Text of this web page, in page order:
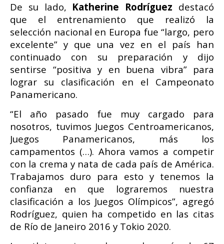
De su lado, Katherine Rodríguez destacó
que el entrenamiento que realizó la
selección nacional en Europa fue “largo, pero
excelente” y que una vez en el país han
continuado con su preparación y dijo
sentirse “positiva y en buena vibra” para
lograr su clasificación en el Campeonato
Panamericano.
“El año pasado fue muy cargado para
nosotros, tuvimos Juegos Centroamericanos,
Juegos Panamericanos, más los
campamentos (…). Ahora vamos a competir
con la crema y nata de cada país de América.
Trabajamos duro para esto y tenemos la
confianza en que lograremos nuestra
clasificación a los Juegos Olímpicos”, agregó
Rodríguez, quien ha competido en las citas
de Río de Janeiro 2016 y Tokio 2020.